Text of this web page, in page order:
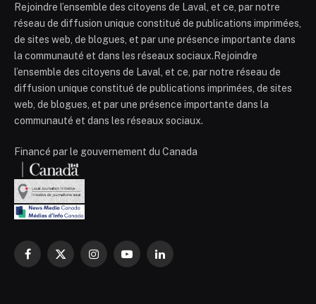
Rejoindre l’ensemble des citoyens de Laval, et ce, par notre
réseau de diffusion unique constitué de publications imprimées,
de sites web, de blogues, et par une présence importante dans
la communauté et dans les réseaux sociaux.Rejoindre
l’ensemble des citoyens de Laval, et ce, par notre réseau de
diffusion unique constitué de publications imprimées, de sites
web, de blogues, et par une présence importante dans la
communauté et dans les réseaux sociaux.
Financé par le gouvernement du Canada
Facebook
X
InstagramYouTubeLinkedIn